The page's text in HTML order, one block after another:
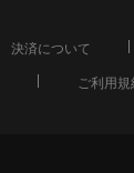
決済について
ご利用規